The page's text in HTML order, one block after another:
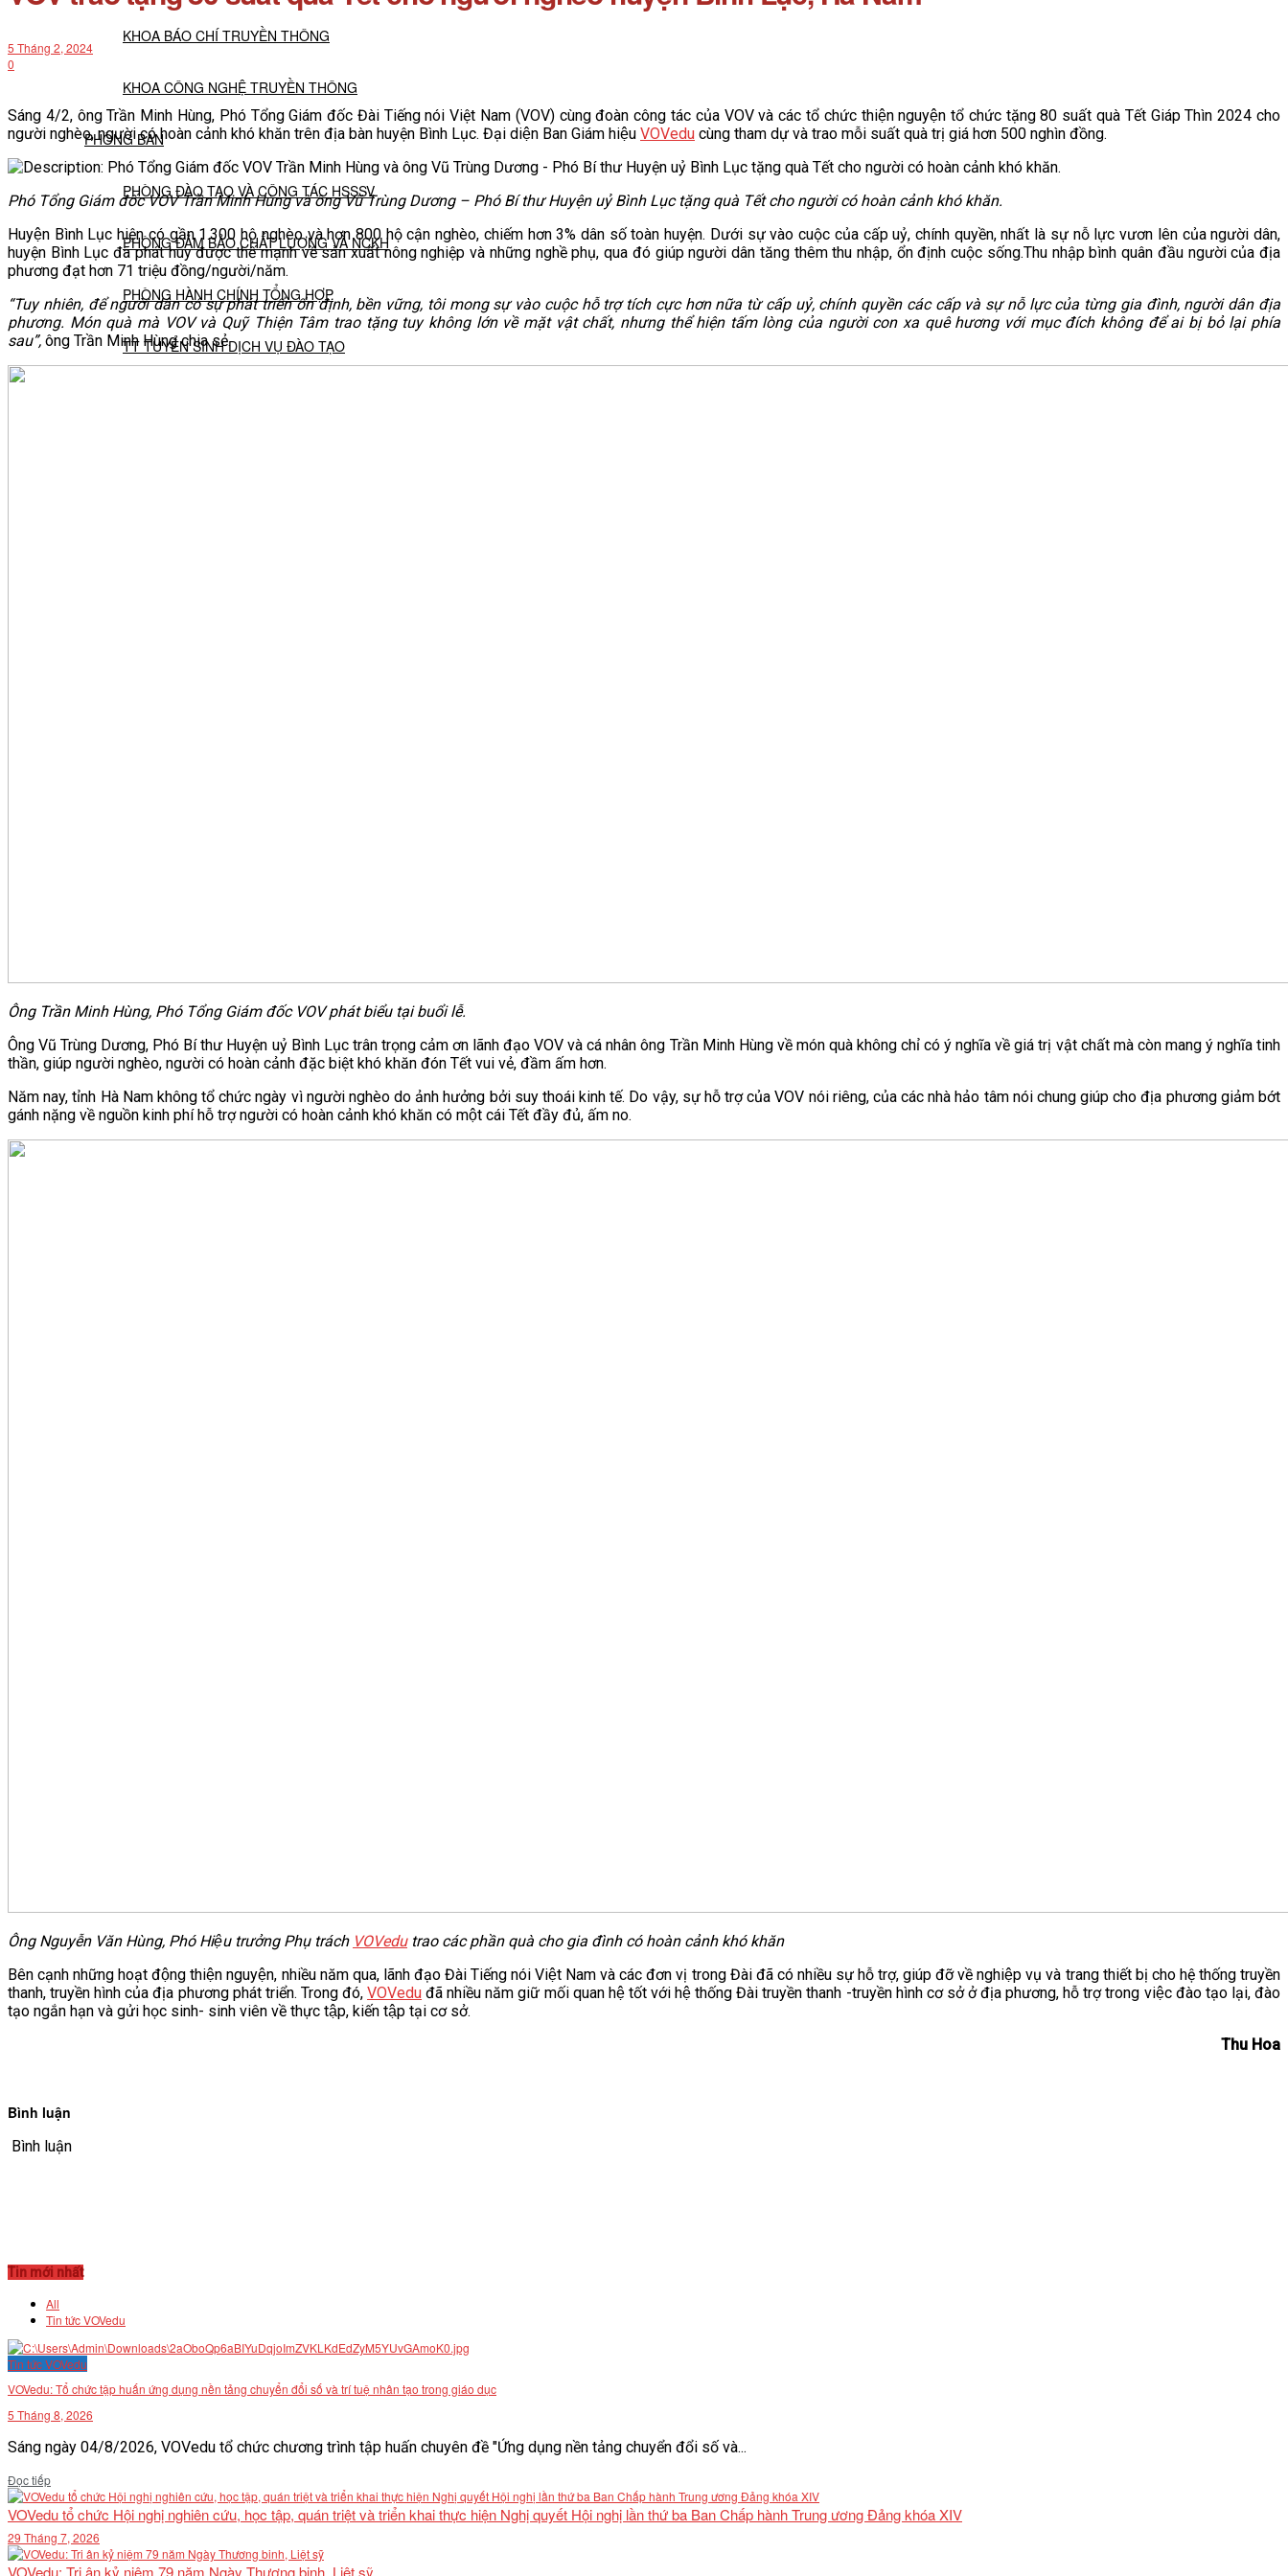
KHOA BÁO CHÍ TRUYỀN THÔNG
KHOA CÔNG NGHỆ TRUYỀN THÔNG
PHÒNG BAN
PHÒNG ĐÀO TẠO VÀ CÔNG TÁC HSSSV
PHÒNG ĐẢM BẢO CHẤT LƯỢNG VÀ NCKH
PHÒNG HÀNH CHÍNH TỔNG HỢP
TT TUYỂN SINH DỊCH VỤ ĐÀO TẠO
5 Tháng 2, 2024
0
Sáng 4/2, ông Trần Minh Hùng, Phó Tổng Giám đốc Đài Tiếng nói Việt Nam (VOV) cùng đoàn công tác của VOV và các tổ chức thiện nguyện tổ chức tặng 80 suất quà Tết Giáp Thìn 2024 cho
người nghèo, người có hoàn cảnh khó khăn trên địa bàn huyện Bình Lục. Đại diện Ban Giám hiệu VOVedu cùng tham dự và trao mỗi suất quà trị giá hơn 500 nghìn đồng.
Phó Tổng Giám đốc VOV Trần Minh Hùng và ông Vũ Trùng Dương – Phó Bí thư Huyện uỷ Bình Lục tặng quà Tết cho người có hoàn cảnh khó khăn.
Huyện Bình Lục hiện có gần 1.300 hộ nghèo và hơn 800 hộ cận nghèo, chiếm hơn 3% dân số toàn huyện. Dưới sự vào cuộc của cấp uỷ, chính quyền, nhất là sự nỗ lực vươn lên của người dân,
huyện Bình Lục đã phát huy được thế mạnh về sản xuất nông nghiệp và những nghề phụ, qua đó giúp người dân tăng thêm thu nhập, ổn định cuộc sống.Thu nhập bình quân đầu người của địa
phương đạt hơn 71 triệu đồng/người/năm.
“Tuy nhiên, để người dân có sự phát triển ổn định, bền vững, tôi mong sự vào cuộc hỗ trợ tích cực hơn nữa từ cấp uỷ, chính quyền các cấp và sự nỗ lực của từng gia đình, người dân địa
phương. Món quà mà VOV và Quỹ Thiện Tâm trao tặng tuy không lớn về mặt vật chất, nhưng thể hiện tấm lòng của người con xa quê hương với mục đích không để ai bị bỏ lại phía
sau”, ông Trần Minh Hùng chia sẻ.
Ông Trần Minh Hùng, Phó Tổng Giám đốc VOV phát biểu tại buổi lễ.
Ông Vũ Trùng Dương, Phó Bí thư Huyện uỷ Bình Lục trân trọng cảm ơn lãnh đạo VOV và cá nhân ông Trần Minh Hùng về món quà không chỉ có ý nghĩa về giá trị vật chất mà còn mang ý nghĩa tinh
thần, giúp người nghèo, người có hoàn cảnh đặc biệt khó khăn đón Tết vui vẻ, đầm ấm hơn.
Năm nay, tỉnh Hà Nam không tổ chức ngày vì người nghèo do ảnh hưởng bởi suy thoái kinh tế. Do vậy, sự hỗ trợ của VOV nói riêng, của các nhà hảo tâm nói chung giúp cho địa phương giảm bớt
gánh nặng về nguồn kinh phí hỗ trợ người có hoàn cảnh khó khăn có một cái Tết đầy đủ, ấm no.
Ông Nguyễn Văn Hùng, Phó Hiệu trưởng Phụ trách VOVedutrao các phần quà cho gia đình có hoàn cảnh khó khăn
Bên cạnh những hoạt động thiện nguyện, nhiều năm qua, lãnh đạo Đài Tiếng nói Việt Nam và các đơn vị trong Đài đã có nhiều sự hỗ trợ, giúp đỡ về nghiệp vụ và trang thiết bị cho hệ thống truyền
thanh, truyền hình của địa phương phát triển. Trong đó,VOVedu đã nhiều năm giữ mối quan hệ tốt với hệ thống Đài truyền thanh -truyền hình cơ sở ở địa phương, hỗ trợ trong việc đào tạo lại, đào
tạo ngắn hạn và gửi học sinh- sinh viên về thực tập, kiến tập tại cơ sở.
Thu Hoa
Bình luận
Bình luận
Tin mới nhất
All
Tin tức VOVedu
Tin tức VOVedu
VOVedu: Tổ chức tập huấn ứng dụng nền tảng chuyển đổi số và trí tuệ nhân tạo trong giáo dục
5 Tháng 8, 2026
Sáng ngày 04/8/2026, VOVedu tổ chức chương trình tập huấn chuyên đề "Ứng dụng nền tảng chuyển đổi số và...
Đọc tiếpDetails
VOVedu tổ chức Hội nghị nghiên cứu, học tập, quán triệt và triển khai thực hiện Nghị quyết Hội nghị lần thứ ba Ban Chấp hành Trung ương Đảng khóa XIV
29 Tháng 7, 2026
VOVedu: Tri ân kỷ niệm 79 năm Ngày Thương binh, Liệt sỹ